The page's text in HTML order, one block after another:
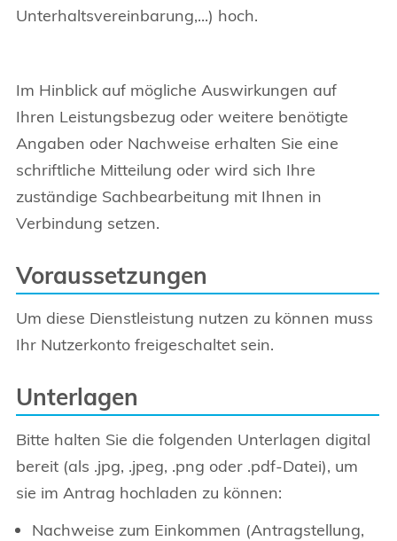
Unterhaltsvereinbarung,...) hoch.
Im Hinblick auf mögliche Auswirkungen auf
Ihren Leistungsbezug oder weitere benötigte
Angaben oder Nachweise erhalten Sie eine
schriftliche Mitteilung oder wird sich Ihre
zuständige Sachbearbeitung mit Ihnen in
Verbindung setzen.
Voraussetzungen
Um diese Dienstleistung nutzen zu können muss
Ihr Nutzerkonto freigeschaltet sein.
Unterlagen
Bitte halten Sie die folgenden Unterlagen digital
bereit (als .jpg, .jpeg, .png oder .pdf-Datei), um
sie im Antrag hochladen zu können:
Nachweise zum Einkommen (Antragstellung,